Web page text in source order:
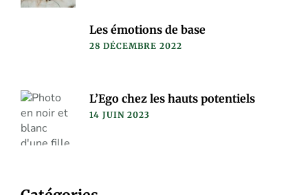
Les émotions de base
28 DÉCEMBRE 2022
L’Ego chez les hauts potentiels
14 JUIN 2023